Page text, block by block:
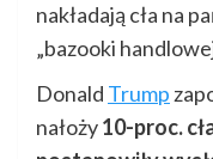
nakładają cła na
„bazooki
Donald Trump
nałoży10-proc.